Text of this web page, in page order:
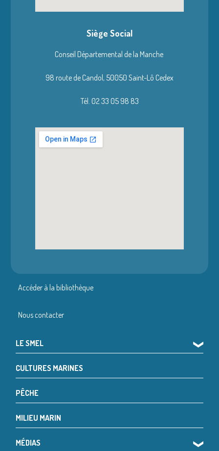
Siège Social
Conseil Départemental de la Manche
98 route de Candol, 50050 Saint-Lô Cedex
Tél. 02 33 05 98 83
Accéder à la bibliothèque
Nous contacter
LE SMEL ❯
CULTURES MARINES
PÊCHE
MILIEU MARIN
MÉDIAS ❯